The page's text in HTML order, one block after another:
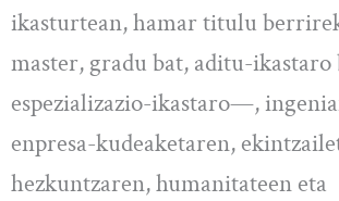
ikasturtean, hamar titulu
master, gradu bat, aditu-ikastaro
espezializazio-ikastaro—,
enpresa-kudeaketaren,
hezkuntzaren, humanitateen eta